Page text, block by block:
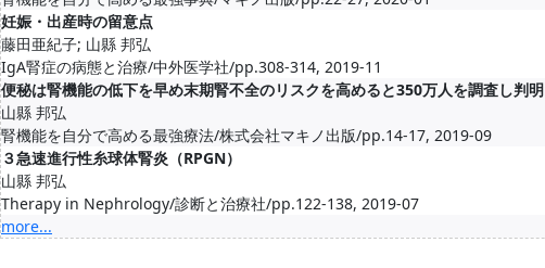
妊娠・出産時の留意点
藤田亜紀子; 山縣 邦弘
IgA腎症の病態と治療/中外医学社/pp.308-314, 2019-11
便秘は腎機能の低下を早め末期腎不全のリスクを高めると350万人を調査し判明
山縣 邦弘
腎機能を自分で高める最強療法/株式会社マキノ出版/pp.14-17, 2019-09
３急速進行性糸球体腎炎（RPGN）
山縣 邦弘
Therapy in Nephrology/診断と治療社/pp.122-138, 2019-07
more...